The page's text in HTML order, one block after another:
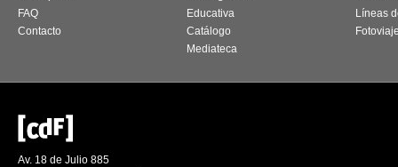
FAQ
Contacto
Educativa
Catálogo
Mediateca
Líneas
Av. 18 de Julio 885